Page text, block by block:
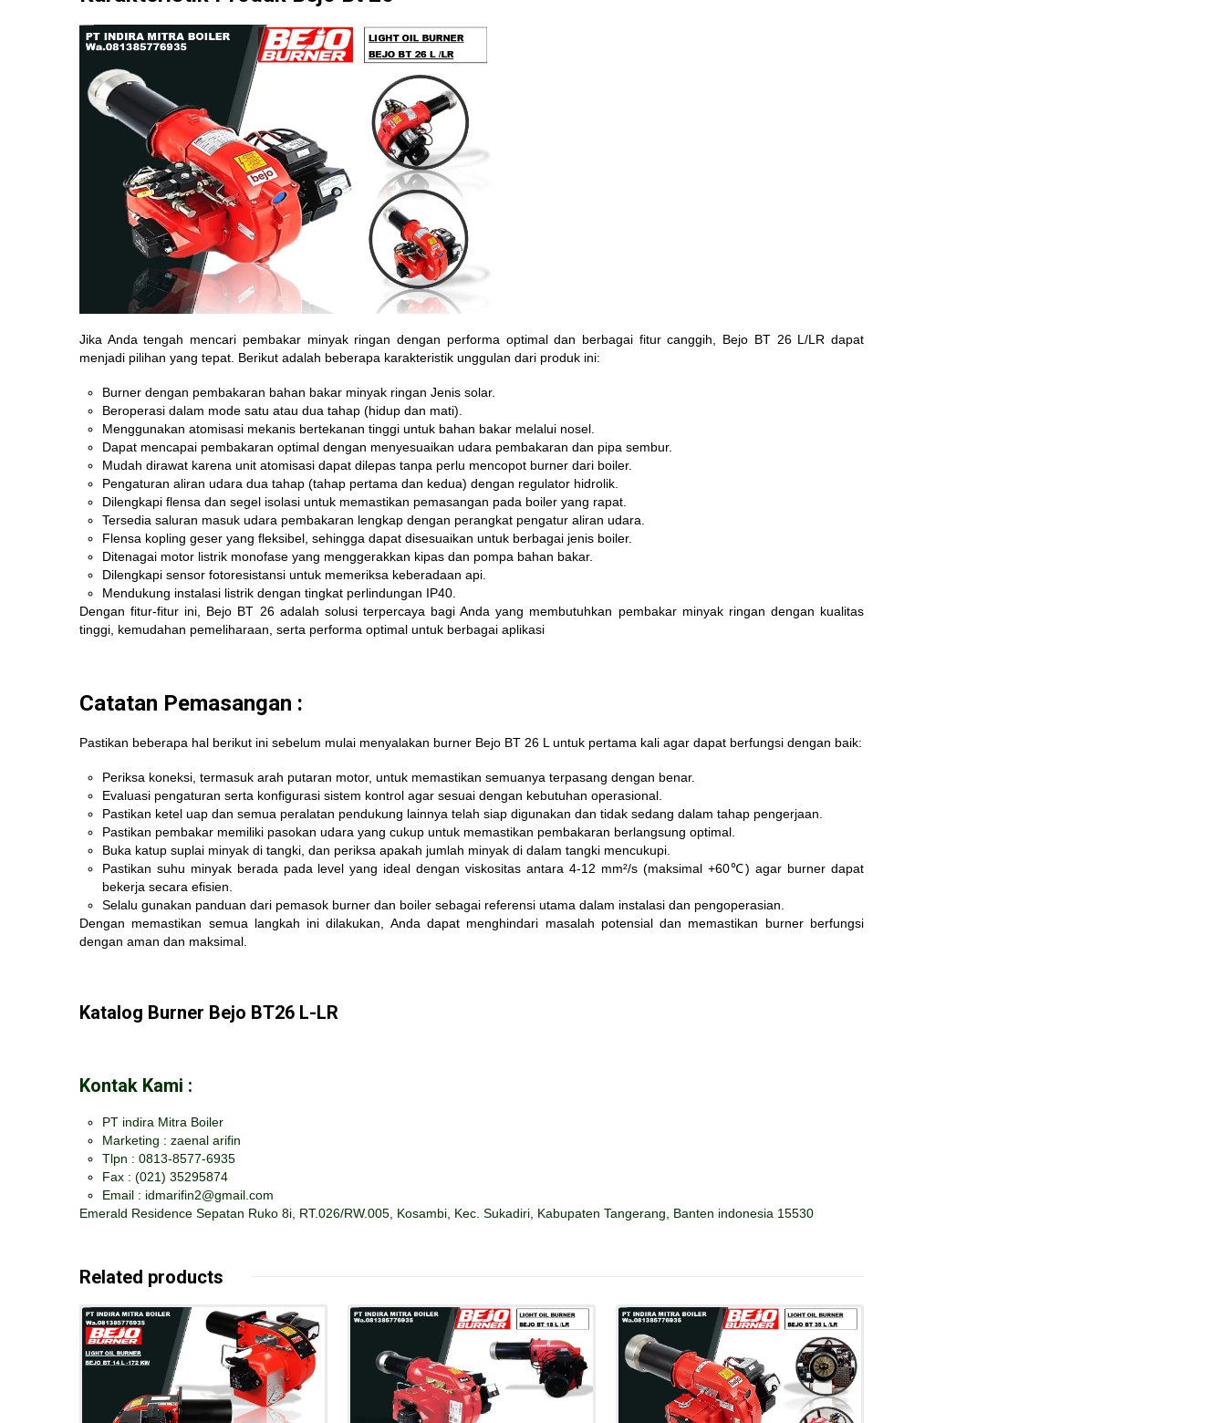
Jika Anda tengah mencari pembakar minyak ringan dengan performa optimal dan berbagai fitur canggih, Bejo BT 26 L/LR dapat
menjadi pilihan yang tepat. Berikut adalah beberapa karakteristik unggulan dari produk ini:
Burner dengan pembakaran bahan bakar minyak ringan Jenis solar.
Beroperasi dalam mode satu atau dua tahap (hidup dan mati).
Menggunakan atomisasi mekanis bertekanan tinggi untuk bahan bakar melalui nosel.
Dapat mencapai pembakaran optimal dengan menyesuaikan udara pembakaran dan pipa sembur.
Mudah dirawat karena unit atomisasi dapat dilepas tanpa perlu mencopot burner dari boiler.
Pengaturan aliran udara dua tahap (tahap pertama dan kedua) dengan regulator hidrolik.
Dilengkapi flensa dan segel isolasi untuk memastikan pemasangan pada boiler yang rapat.
Tersedia saluran masuk udara pembakaran lengkap dengan perangkat pengatur aliran udara.
Flensa kopling geser yang fleksibel, sehingga dapat disesuaikan untuk berbagai jenis boiler.
Ditenagai motor listrik monofase yang menggerakkan kipas dan pompa bahan bakar.
Dilengkapi sensor fotoresistansi untuk memeriksa keberadaan api.
Mendukung instalasi listrik dengan tingkat perlindungan IP40.
Dengan fitur-fitur ini, Bejo BT 26 adalah solusi terpercaya bagi Anda yang membutuhkan pembakar minyak ringan dengan kualitas
tinggi, kemudahan pemeliharaan, serta performa optimal untuk berbagai aplikasi
Catatan Pemasangan :
Pastikan beberapa hal berikut ini sebelum mulai menyalakan burner Bejo BT 26 L untuk pertama kali agar dapat berfungsi dengan baik:
Periksa koneksi, termasuk arah putaran motor, untuk memastikan semuanya terpasang dengan benar.
Evaluasi pengaturan serta konfigurasi sistem kontrol agar sesuai dengan kebutuhan operasional.
Pastikan ketel uap dan semua peralatan pendukung lainnya telah siap digunakan dan tidak sedang dalam tahap pengerjaan.
Pastikan pembakar memiliki pasokan udara yang cukup untuk memastikan pembakaran berlangsung optimal.
Buka katup suplai minyak di tangki, dan periksa apakah jumlah minyak di dalam tangki mencukupi.
Pastikan suhu minyak berada pada level yang ideal dengan viskositas antara 4-12 mm²/s (maksimal +60℃) agar burner dapat
bekerja secara efisien.
Selalu gunakan panduan dari pemasok burner dan boiler sebagai referensi utama dalam instalasi dan pengoperasian.
Dengan memastikan semua langkah ini dilakukan, Anda dapat menghindari masalah potensial dan memastikan burner berfungsi
dengan aman dan maksimal.
Katalog Burner Bejo BT26 L-LR
Kontak Kami :
PT indira Mitra Boiler
Marketing : zaenal arifin
Tlpn : 0813-8577-6935
Fax : (021) 35295874
Email : idmarifin2@gmail.com
Emerald Residence Sepatan Ruko 8i, RT.026/RW.005, Kosambi, Kec. Sukadiri, Kabupaten Tangerang, Banten indonesia 15530
Related products
Details